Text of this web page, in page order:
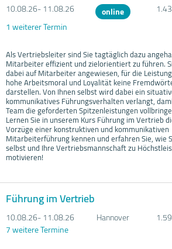
10.08.26- 11.08.26 online
1 weiterer Termin
Als Vertriebsleiter sind Sie tagtäglich dazu
Mitarbeiter effizient und zielorientiert zu führen.
dabei auf Mitarbeiter angewiesen, für die
hohe Arbeitsmoral und Loyalität keine
darstellen. Von Ihnen selbst wird dabei ein
kommunikatives Führungsverhalten verlangt,
Team die geforderten Spitzenleistungen
Lernen Sie in unserem Kurs Führung im Vertrieb
Vorzüge einer konstruktiven und kommunikativen
Mitarbeiterführung kennen und erfahren Sie, wie
selbst und Ihre Vertriebsmannschaft zu
motivieren!
Führung im Vertrieb
10.08.26- 11.08.26 Hannover
7 weitere Termine